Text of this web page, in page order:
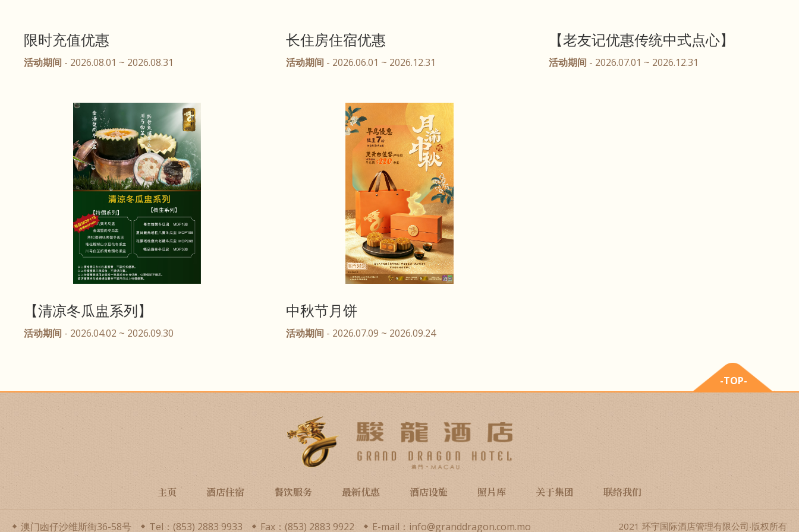
限时充值优惠
活动期间 - 2026.08.01 ~ 2026.08.31
长住房住宿优惠
活动期间 - 2026.06.01 ~ 2026.12.31
【老友记优惠传统中式点心】
活动期间 - 2026.07.01 ~ 2026.12.31
【清凉冬瓜盅系列】
活动期间 - 2026.04.02 ~ 2026.09.30
中秋节月饼
活动期间 - 2026.07.09 ~ 2026.09.24
主页 酒店住宿 餐饮服务 最新优惠 酒店设施 照片库 关于集团 联络我们
澳门凼仔沙维斯街36-58号 Tel：(853) 2883 9933 Fax：(853) 2883 9922 E-mail：info@granddragon.com.mo 2021 环宇国际酒店管理有限公司‧版权所有
-TOP-